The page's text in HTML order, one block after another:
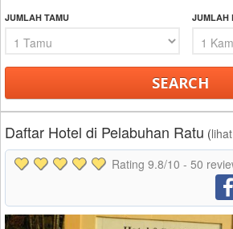
JUMLAH TAMU JUMLAH
Daftar Hotel di Pelabuhan Ratu (
Rating 9.8/10 - 50